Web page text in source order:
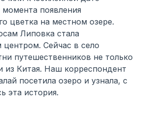
появления
цветка на местном озере.
Липовка стала
центром. Сейчас в село
путешественников не только
из Китая. Наш корреспондент
посетила озеро и узнала, с
эта история.